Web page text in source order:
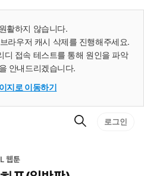
활하지 않습니다.
라우저 캐시 삭제를 진행해주세요.
디 접속 테스트를 통해 원인을 파악
안내드리겠습니다.
지로 이동하기
검
로그인
웹툰